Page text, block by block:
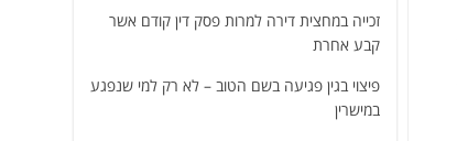
זכייה במחצית דירה למרות פסק דין קודם אשר
קבע אחרת
פיצוי בגין פגיעה בשם הטוב – לא רק למי שנפגע
במישרין